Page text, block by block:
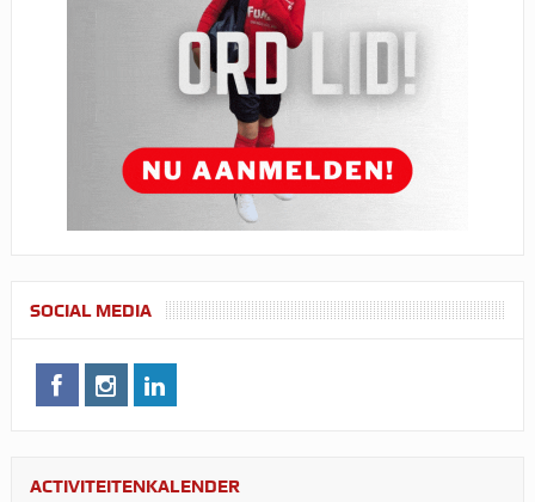
SOCIAL MEDIA
ACTIVITEITENKALENDER